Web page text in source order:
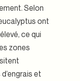
Selon
ont
ce qui
zones
et